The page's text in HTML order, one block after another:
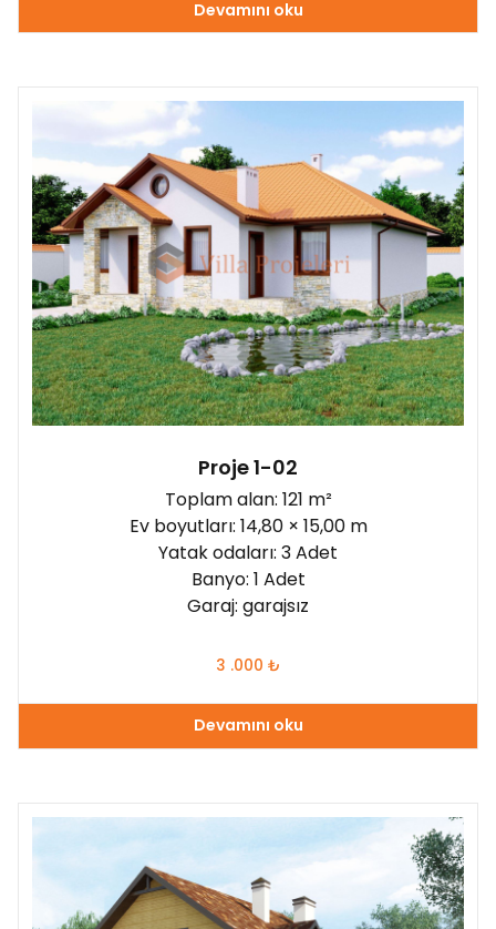
Devamını oku
Proje 1-02
Toplam alan: 121 m²
Ev boyutları: 14,80 × 15,00 m
Yatak odaları: 3 Adet
Banyo: 1 Adet
Garaj: garajsız
3 .000 ₺
Devamını oku